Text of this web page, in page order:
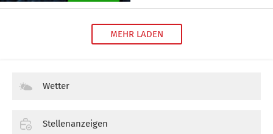
MEHR LADEN
Wetter
Stellenanzeigen